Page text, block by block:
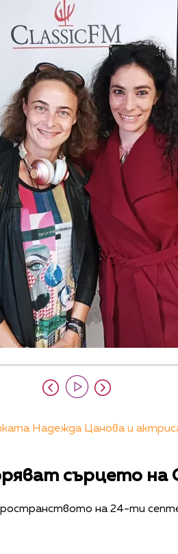
Надежда Цанова и
сърцето на
на 24-ти